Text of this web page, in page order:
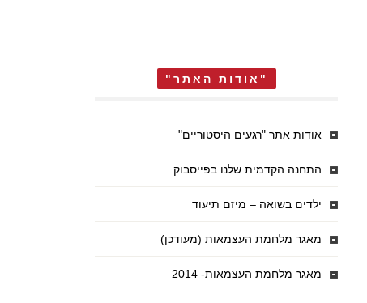
"אודות האתר"
אודות אתר "רגעים היסטוריים"
התחנה הקדמית שלנו בפייסבוק
ילדים בשואה – מיזם תיעוד
מאגר מלחמת העצמאות (מעודכן)
מאגר מלחמת העצמאות- 2014